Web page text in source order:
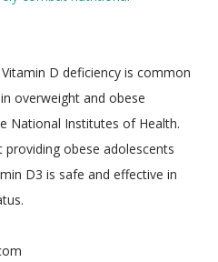
D deficiency is common
overweight and obese
National Institutes of Health.
obese adolescents
D3 is safe and effective in